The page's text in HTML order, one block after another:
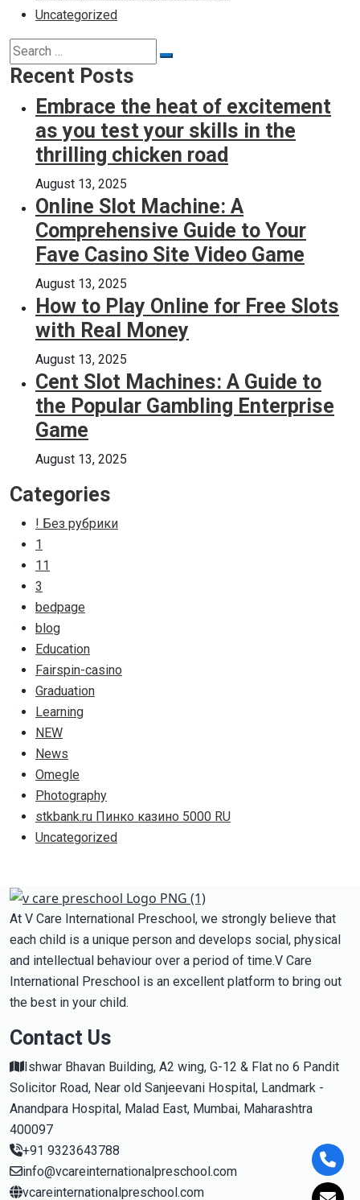
Uncategorized
Search
for:
Recent Posts
Embrace the heat of excitement
as you test your skills in the
thrilling chicken road
August 13, 2025
Online Slot Machine: A
Comprehensive Guide to Your
Fave Casino Site Video Game
August 13, 2025
How to Play Online for Free Slots
with Real Money
August 13, 2025
Cent Slot Machines: A Guide to
the Popular Gambling Enterprise
Game
August 13, 2025
Categories
! Без рубрики
1
11
3
bedpage
blog
Education
Fairspin-casino
Graduation
Learning
NEW
News
Omegle
Photography
stkbank.ru Пинко казино 5000 RU
Uncategorized
At V Care International Preschool, we strongly believe that
each child is a unique person and develops social, physical
and intellectual behaviour over a period of time.V Care
International Preschool is an excellent platform to bring out
the best in your child.
Contact Us
Ishwar Bhavan Building, A2 wing, G-12 & Flat no 6 Pandit
Solicitor Road, Near old Sanjeevani Hospital, Landmark -
Anandpara Hospital, Malad East, Mumbai, Maharashtra
400097
+91 9323643788
info@vcareinternationalpreschool.com
vcareinternationalpreschool.com